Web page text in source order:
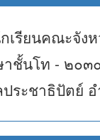
เรียนคณะจั
ชั้นโท - ๒๐๓
ระชาธิปัตย์